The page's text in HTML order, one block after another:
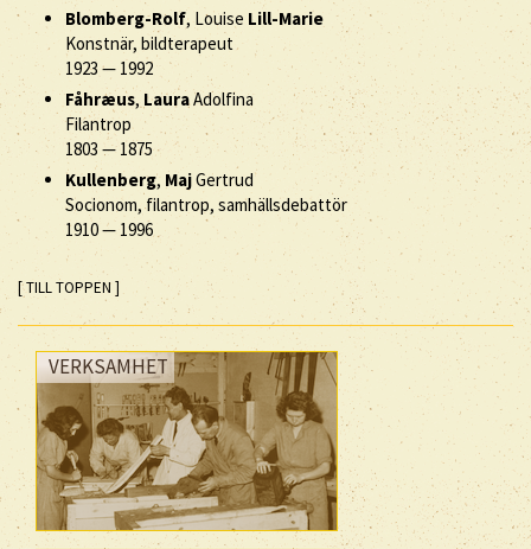
Blomberg-Rolf, Louise Lill-Marie
Konstnär, bildterapeut
1923 — 1992
Fåhræus, LauraAdolfina
Filantrop
1803 —1875
Kullenberg, MajGertrud
Socionom, filantrop, samhällsdebattör
1910— 1996
[ TILL TOPPEN ]
VERKSAMHET